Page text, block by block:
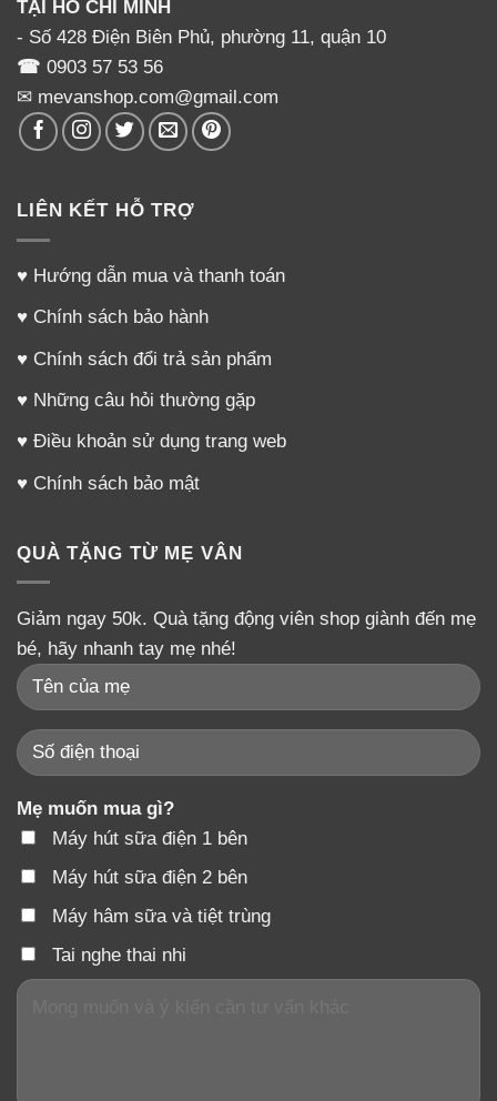
TẠI HỒ CHÍ MINH
- Số 428 Điện Biên Phủ, phường 11, quận 10
☎ 0903 57 53 56
✉ mevanshop.com@gmail.com
LIÊN KẾT HỖ TRỢ
♥ Hướng dẫn mua và thanh toán
♥ Chính sách bảo hành
♥ Chính sách đổi trả sản phẩm
♥ Những câu hỏi thường gặp
♥ Điều khoản sử dụng trang web
♥ Chính sách bảo mật
QUÀ TẶNG TỪ MẸ VÂN
Giảm ngay 50k. Quà tặng động viên shop giành đến mẹ
bé, hãy nhanh tay mẹ nhé!
Mẹ muốn mua gì?
Máy hút sữa điện 1 bên
Máy hút sữa điện 2 bên
Máy hâm sữa và tiệt trùng
Tai nghe thai nhi